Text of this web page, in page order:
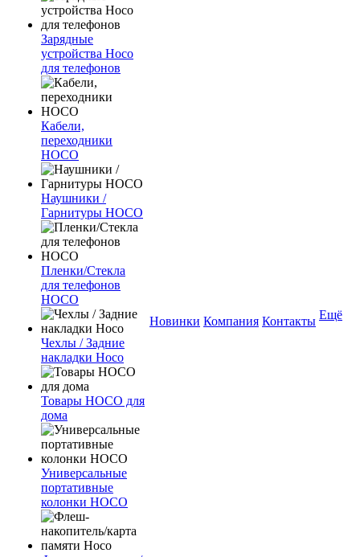
Зарядные
устройства Hoco
для телефонов
Кабели,
переходники
HOCO
Наушники /
Гарнитуры HOCO
Пленки/Стекла
для телефонов
HOCO
Чехлы / Задние
накладки Hoco
Товары HOCO для
дома
Универсальные
портативные
колонки HOCO
Новинки Компания Контакты Ещё